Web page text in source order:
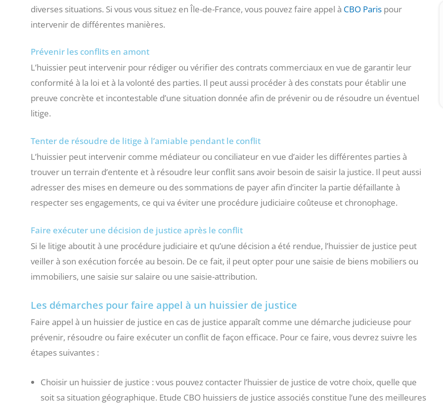
diverses situations. Si vous vous situez en Île-de-France, vous pouvez faire appel à CBO Paris pour
intervenir de différentes manières.
Prévenir les conflits en amont
L’huissier peut intervenir pour rédiger ou vérifier des contrats commerciaux en vue de garantir leur
conformité à la loi et à la volonté des parties. Il peut aussi procéder à des constats pour établir une
preuve concrète et incontestable d’une situation donnée afin de prévenir ou de résoudre un éventuel
litige.
Tenter de résoudre de litige à l’amiable pendant le conflit
L’huissier peut intervenir comme médiateur ou conciliateur en vue d’aider les différentes parties à
trouver un terrain d’entente et à résoudre leur conflit sans avoir besoin de saisir la justice. Il peut aussi
adresser des mises en demeure ou des sommations de payer afin d’inciter la partie défaillante à
respecter ses engagements, ce qui va éviter une procédure judiciaire coûteuse et chronophage.
Faire exécuter une décision de justice après le conflit
Si le litige aboutit à une procédure judiciaire et qu’une décision a été rendue, l’huissier de justice peut
veiller à son exécution forcée au besoin. De ce fait, il peut opter pour une saisie de biens mobiliers ou
immobiliers, une saisie sur salaire ou une saisie-attribution.
Les démarches pour faire appel à un huissier de justice
Faire appel à un huissier de justice en cas de justice apparaît comme une démarche judicieuse pour
prévenir, résoudre ou faire exécuter un conflit de façon efficace. Pour ce faire, vous devrez suivre les
étapes suivantes :
Choisir un huissier de justice : vous pouvez contacter l’huissier de justice de votre choix, quelle que
soit sa situation géographique. Etude CBO huissiers de justice associés constitue l’une des meilleures